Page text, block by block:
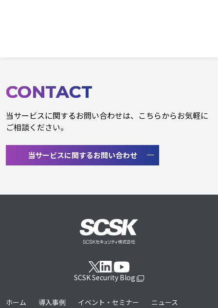
CONTACT
当サービスに関するお問い合わせは、こちらからお気軽に
ご相談ください。
当サービスに関するお問い合わせ
SCSK Security Blog
ホーム 導入事例 イベント・セミナー
ニュース